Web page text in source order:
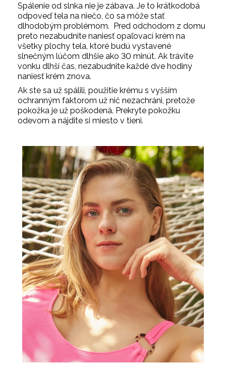
Spálenie od slnka nie je zábava. Je to krátkodobá
odpoveď tela na niečo, čo sa môže stať
dlhodobým problémom. Pred odchodom z domu
preto nezabudnite naniesť opaľovací krém na
všetky plochy tela, ktoré budú vystavené
slnečným lúčom dlhšie ako 30 minút. Ak trávite
vonku dlhší čas, nezabudnite každé dve hodiny
naniesť krém znova.
Ak ste sa už spálili, použitie krému s vyšším
ochranným faktorom už nič nezachráni, pretože
pokožka je už poškodená. Prekryte pokožku
odevom a nájdite si miesto v tieni.